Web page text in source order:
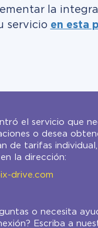
la
servicio en esta
el servicio que
o desea
de tarifas individual,
la dirección:
drive.com
o necesita
Escriba a